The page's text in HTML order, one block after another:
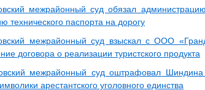
межрайонный суд обязал
технического паспорта на дорогу
межрайонный суд взыскал с ООО
договора о реализации туристского продукта
межрайонный суд оштрафовал
арестантского уголовного единства